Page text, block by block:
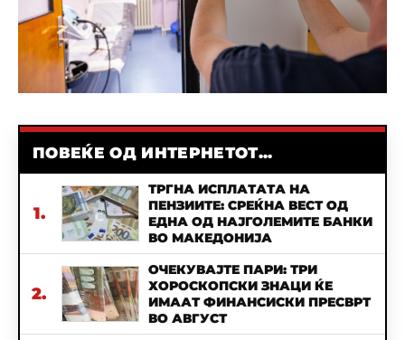
ПОВЕЌЕ ОД ИНТЕРНЕТОТ...
1.
ТРГНА ИСПЛАТАТА НА
ПЕНЗИИТЕ: СРЕЌНА ВЕСТ ОД
ЕДНА ОД НАЈГОЛЕМИТЕ БАНКИ
ВО МАКЕДОНИЈА
2.
ОЧЕКУВАЈТЕ ПАРИ: ТРИ
ХОРОСКОПСКИ ЗНАЦИ ЌЕ
ИМААТ ФИНАНСИСКИ ПРЕСВРТ
ВО АВГУСТ